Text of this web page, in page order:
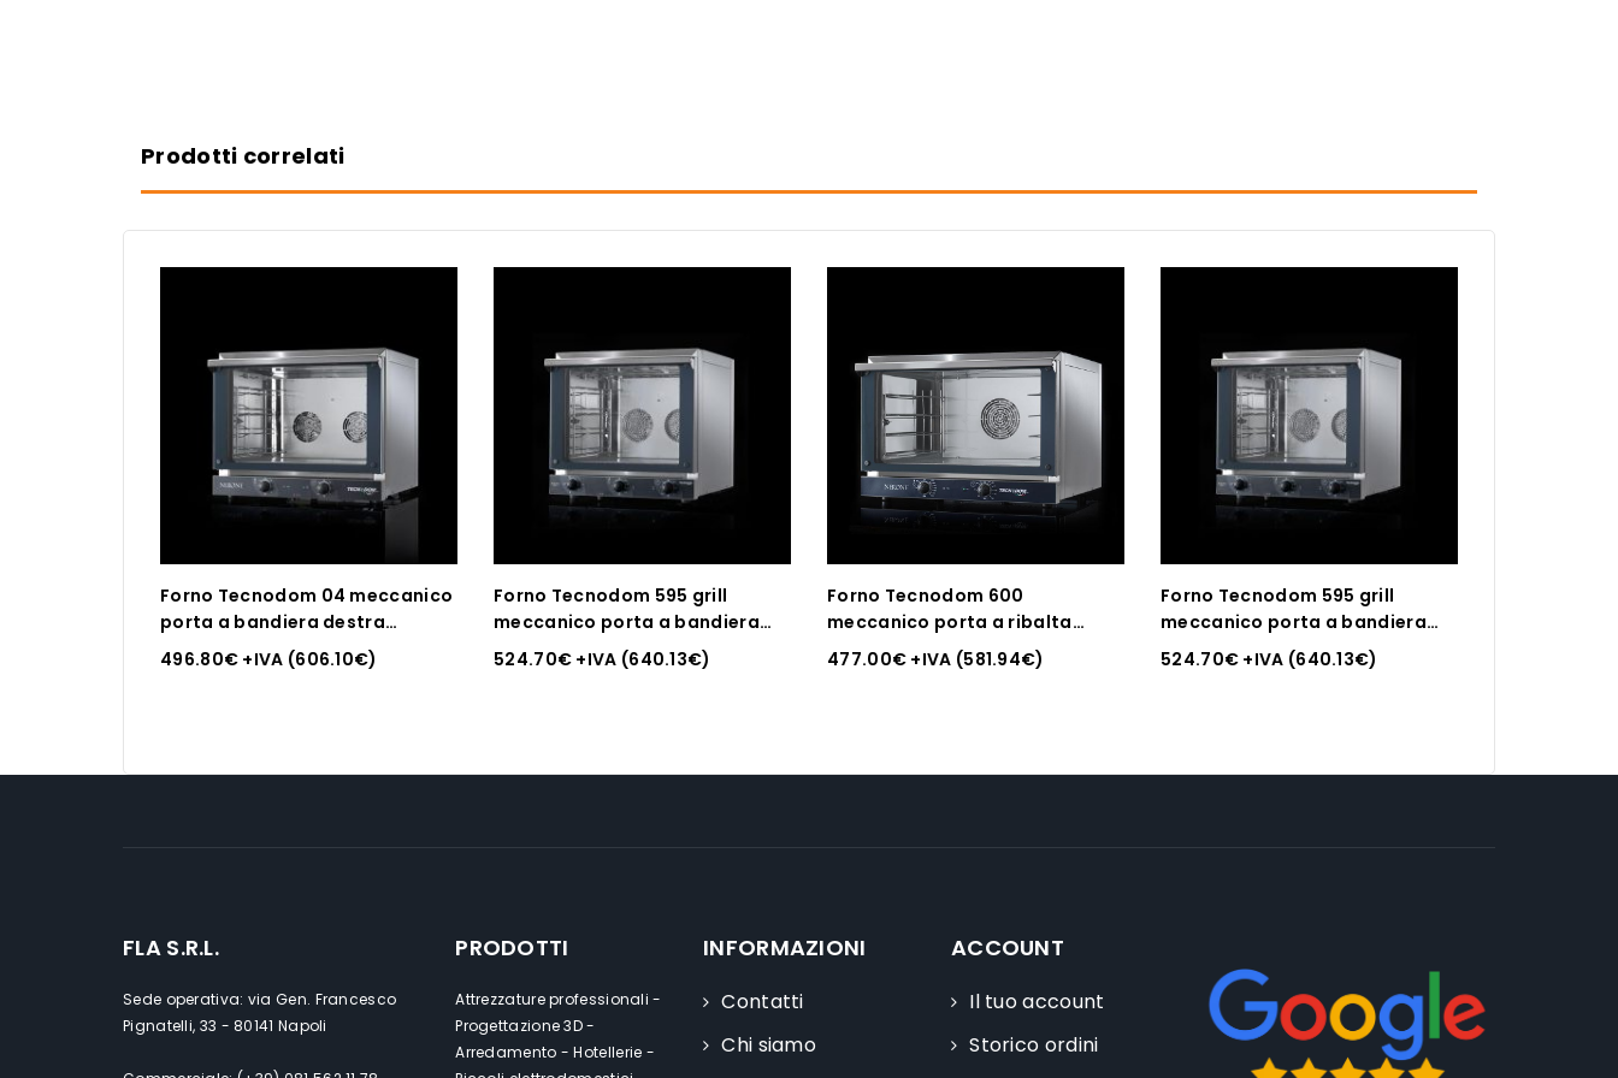
Prodotti correlati
Forno Tecnodom 04 meccanico
porta a bandiera destra
meccanico a convezione, senza
grill, 4 Teglie o griglie GN 1/1
496.80€ +IVA (606.10€)
Forno Tecnodom 595 grill
meccanico porta a bandiera
destra meccanico a
convezione,con grill, per teglie
524.70€ +IVA (640.13€)
Forno Tecnodom 600
meccanico porta a ribalta
meccanico a convezione, senza
grill, 3 Teglie o griglie 600 x 400
477.00€ +IVA (581.94€)
Forno Tecnodom 595 grill
meccanico porta a bandiera
sinistra meccanico a
convezione,con grill, per teglie
524.70€ +IVA (640.13€)
FLA S.R.L.
Sede operativa: via Gen. Francesco
Pignatelli, 33 - 80141 Napoli
PRODOTTI
Attrezzature professionali -
Progettazione 3D -
Arredamento - Hotellerie -
INFORMAZIONI
Contatti
Chi siamo
ACCOUNT
Il tuo account
Storico ordini